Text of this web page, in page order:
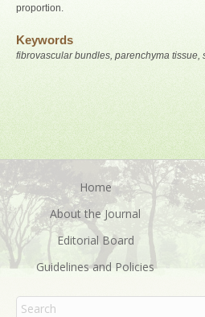
proportion.
Keywords
fibrovascular bundles, parenchyma tissue,
Home
About the Journal
Editorial Board
Guidelines and Policies